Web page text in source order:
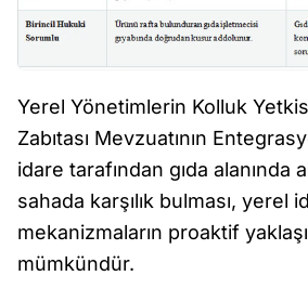
Yerel Yönetimlerin Kolluk
Zabıtası Mevzuatının
idare tarafından gıda alanında
sahada karşılık bulması, yerel
mekanizmaların proaktif
mümkündür.